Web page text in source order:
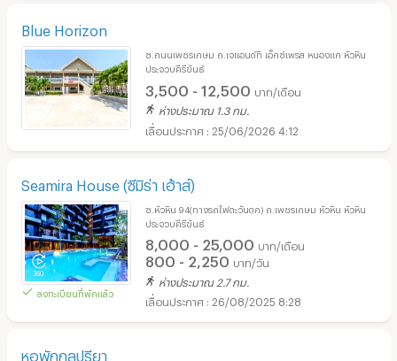
Blue Horizon
ซ.ถนนเพชรเกษม ถ.เจแอนด์ที เอ็กซ์เพรส หนองแก หัวหิน
ประจวบคีรีขันธ์
3,500 - 12,500 บาท/เดือน
ห่างประมาณ 1.3 กม.
25/06/2026 4:12
Seamira House (ซีมิร่า เฮ้าส์)
ลงทะเบียนที่พักแล้ว
ซ.หัวหิน 94(ทางรถไฟตะวันตก) ถ.เพชรเกษม หัวหิน หัวหิน
ประจวบคีรีขันธ์
8,000 - 25,000 บาท/เดือน
800 - 2,250 บาท/วัน
ห่างประมาณ 2.7 กม.
26/08/2025 8:28
หอพักกุลปรียา